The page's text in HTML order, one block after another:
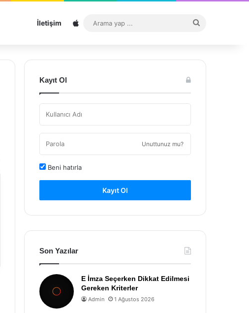
İletişim Sitemap
...
Kayıt Ol
Unuttunuz mu?
Beni hatırla
Kayıt Ol
Son Yazılar
E İmza Seçerken Dikkat Edilmesi
Gereken Kriterler
Admin 1 Ağustos 2026